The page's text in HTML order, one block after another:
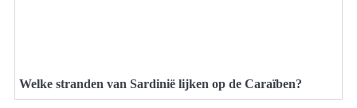
Welke stranden van Sardinië lijken op de Caraïben?